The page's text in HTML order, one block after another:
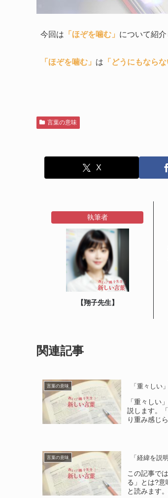
今回は 「ほぞを噛む」 について紹介
「ほぞを噛む」 は 「どうにもなら
言葉の意味
X
執筆者
【翔子先生】
関連記事
言葉の意味 「重々しい
「重々しい
説します。
り重み感じ
言葉の意味 「経緯を説
この記事で
る」とは?意
と読みます